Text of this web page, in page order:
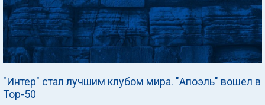
"Интер" стал лучшим клубом мира. "Апоэль" вошел в
Тор-50